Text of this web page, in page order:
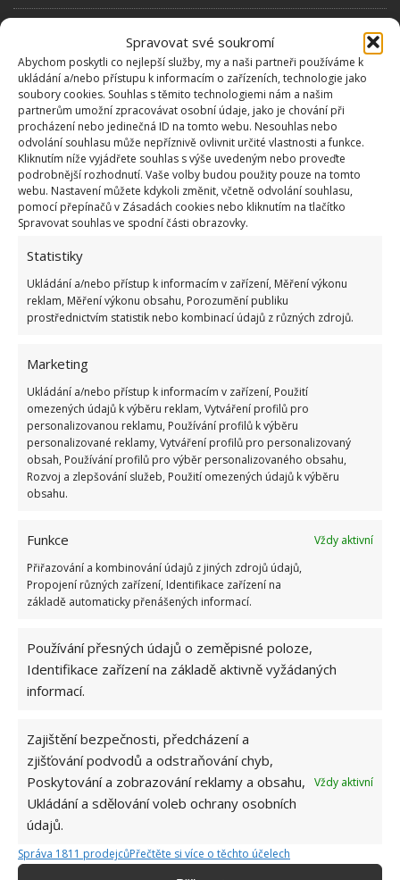
Spravovat své soukromí
Abychom poskytli co nejlepší služby, my a naši partneři používáme k
ukládání a/nebo přístupu k informacím o zařízeních, technologie jako
soubory cookies. Souhlas s těmito technologiemi nám a našim
partnerům umožní zpracovávat osobní údaje, jako je chování při
procházení nebo jedinečná ID na tomto webu. Nesouhlas nebo
odvolání souhlasu může nepříznivě ovlivnit určité vlastnosti a funkce.
Kliknutím níže vyjádřete souhlas s výše uvedeným nebo proveďte
podrobnější rozhodnutí. Vaše volby budou použity pouze na tomto
webu. Nastavení můžete kdykoli změnit, včetně odvolání souhlasu,
pomocí přepínačů v Zásadách cookies nebo kliknutím na tlačítko
Spravovat souhlas ve spodní části obrazovky.
Statistiky
Ukládání a/nebo přístup k informacím v zařízení, Měření výkonu
reklam, Měření výkonu obsahu, Porozumění publiku
prostřednictvím statistik nebo kombinací údajů z různých zdrojů.
Marketing
Ukládání a/nebo přístup k informacím v zařízení, Použití
omezených údajů k výběru reklam, Vytváření profilů pro
personalizovanou reklamu, Používání profilů k výběru
personalizované reklamy, Vytváření profilů pro personalizovaný
obsah, Používání profilů pro výběr personalizovaného obsahu,
Rozvoj a zlepšování služeb, Použití omezených údajů k výběru
obsahu.
Funkce
Vždy aktivní
Přiřazování a kombinování údajů z jiných zdrojů údajů,
Propojení různých zařízení, Identifikace zařízení na
základě automaticky přenášených informací.
Používání přesných údajů o zeměpisné poloze,
Identifikace zařízení na základě aktivně vyžádaných
informací.
Zajištění bezpečnosti, předcházení a
zjišťování podvodů a odstraňování chyb,
Poskytování a zobrazování reklamy a obsahu,
Ukládání a sdělování voleb ochrany osobních
údajů.
Vždy aktivní
Správa 1811 prodejcůPřečtěte si více o těchto účelech
Retro test znalostí o mase a uzeninách za
socialismu: Pamětníci zodpoví 10 otázek bez
chyby
20.6.2026 Zajímavosti
Retro kvíz o řeči socialismu: Úkolem je vysvětlit
10 výrazů, které mladší generace nikdy
neslyšely
18.6.2026 Zajímavosti
OBLÍBENÉ ČLÁNKY
Kvíz na téma pionýrské tábory za socialismu:
Kdo je zažil, bez problému získá 12 ze 12 bodů
Test znalostí o každodenní realitě za
Retro kvíz o oblíbených autech v dobách
socialismu: Tehdejší řidiči musí získat 10 z 10
bodů